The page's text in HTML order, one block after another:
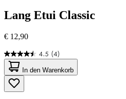
Lang Etui Classic
€ 12,90
4.5 (4)
4.5
von
5
Sternen.
4
In den Warenkorb